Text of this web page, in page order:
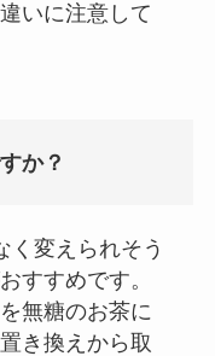
いに注意して
か？
く変えられそう
すすめです。
無糖のお茶に
き換えから取